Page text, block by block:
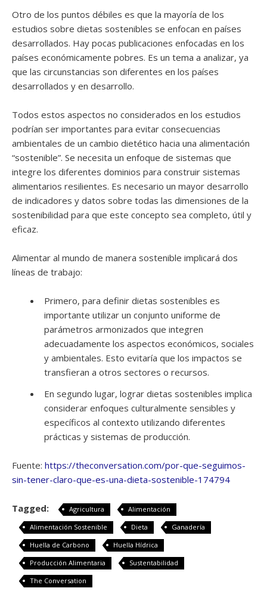
Otro de los puntos débiles es que la mayoría de los
estudios sobre dietas sostenibles se enfocan en países
desarrollados. Hay pocas publicaciones enfocadas en los
países económicamente pobres. Es un tema a analizar, ya
que las circunstancias son diferentes en los países
desarrollados y en desarrollo.
Todos estos aspectos no considerados en los estudios
podrían ser importantes para evitar consecuencias
ambientales de un cambio dietético hacia una alimentación
“sostenible”. Se necesita un enfoque de sistemas que
integre los diferentes dominios para construir sistemas
alimentarios resilientes. Es necesario un mayor desarrollo
de indicadores y datos sobre todas las dimensiones de la
sostenibilidad para que este concepto sea completo, útil y
eficaz.
Alimentar al mundo de manera sostenible implicará dos
líneas de trabajo:
Primero, para definir dietas sostenibles es
importante utilizar un conjunto uniforme de
parámetros armonizados que integren
adecuadamente los aspectos económicos, sociales
y ambientales. Esto evitaría que los impactos se
transfieran a otros sectores o recursos.
En segundo lugar, lograr dietas sostenibles implica
considerar enfoques culturalmente sensibles y
específicos al contexto utilizando diferentes
prácticas y sistemas de producción.
Fuente: https://theconversation.com/por-que-seguimos-
sin-tener-claro-que-es-una-dieta-sostenible-174794
Tagged: Agricultura
Alimentación
Alimentación Sostenible
Dieta
Ganadería
Huella de Carbono
Huella Hídrica
Producción Alimentaria
Sustentabilidad
The Conversation